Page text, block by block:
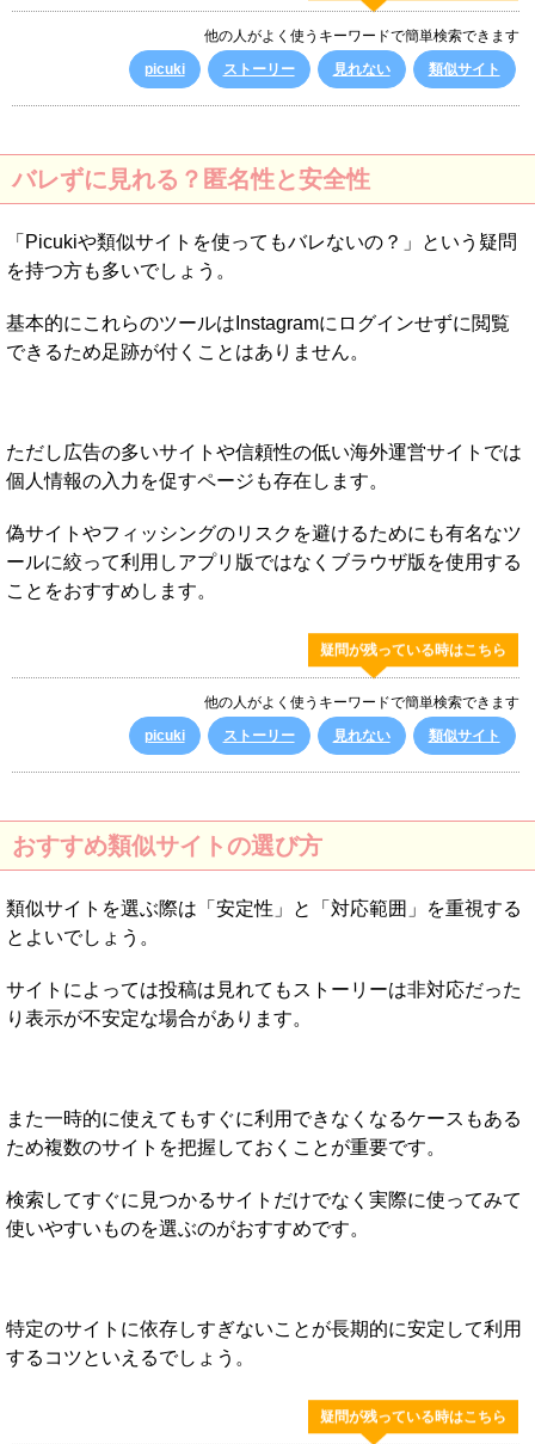
他の人がよく使うキーワードで簡単検索できます
picuki
ストーリー 見れない 類似サイト
バレずに見れる？匿名性と安全性
「Picukiや類似サイトを使ってもバレないの？」という疑問
を持つ方も多いでしょう。
基本的にこれらのツールはInstagramにログインせずに閲覧
できるため足跡が付くことはありません。
ただし広告の多いサイトや信頼性の低い海外運営サイトでは
個人情報の入力を促すページも存在します。
偽サイトやフィッシングのリスクを避けるためにも有名なツ
ールに絞って利用しアプリ版ではなくブラウザ版を使用する
ことをおすすめします。
疑問が残っている時はこちら
他の人がよく使うキーワードで簡単検索できます
picuki
ストーリー 見れない 類似サイト
おすすめ類似サイトの選び方
類似サイトを選ぶ際は「安定性」と「対応範囲」を重視する
とよいでしょう。
サイトによっては投稿は見れてもストーリーは非対応だった
り表示が不安定な場合があります。
また一時的に使えてもすぐに利用できなくなるケースもある
ため複数のサイトを把握しておくことが重要です。
検索してすぐに見つかるサイトだけでなく実際に使ってみて
使いやすいものを選ぶのがおすすめです。
特定のサイトに依存しすぎないことが長期的に安定して利用
するコツといえるでしょう。
疑問が残っている時はこちら